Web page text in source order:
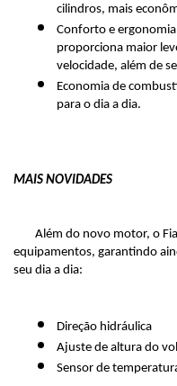
cilindros, mais
Conforto e
proporciona maior
velocidade, além de
Economia de
para o dia a dia.
MAIS NOVIDADES
Além do novo motor, o
equipamentos, garantindo
seu dia a dia:
Direção hidráulica
Ajuste de altura do
Sensor de